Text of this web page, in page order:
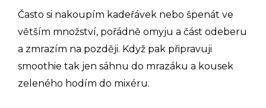
Často si nakoupím kadeřávek nebo špenát ve
větším množství, pořádně omyju a část odeberu
a zmrazím na později. Když pak připravuji
smoothie tak jen sáhnu do mrazáku a kousek
zeleného hodím do mixéru.